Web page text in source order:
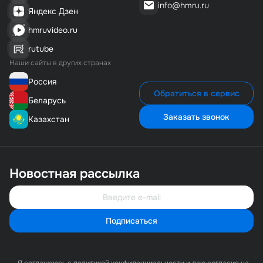
14 735₽/шт.
Яндекс Дзен
hmruvideo.ru
rutube
Наши сайты в других странах
Россия
Беларусь
Казахстан
info@hmru.ru
Обратиться в сервис
Заказать звонок
Новостная рассылка
Подписаться